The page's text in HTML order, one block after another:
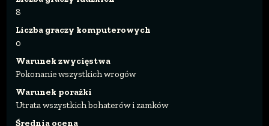
8
Liczba graczy komputerowych
0
Warunek zwycięstwa
Pokonanie wszystkich wrogów
Warunek porażki
Utrata wszystkich bohaterów i zamków
Średnia ocena